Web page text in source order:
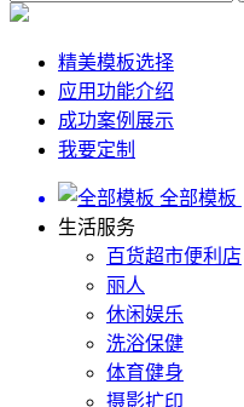
精美模板选择
应用功能介绍
成功案例展示
我要定制
全部模板
生活服务
百货超市便利店
丽人
休闲娱乐
洗浴保健
体育健身
摄影扩印